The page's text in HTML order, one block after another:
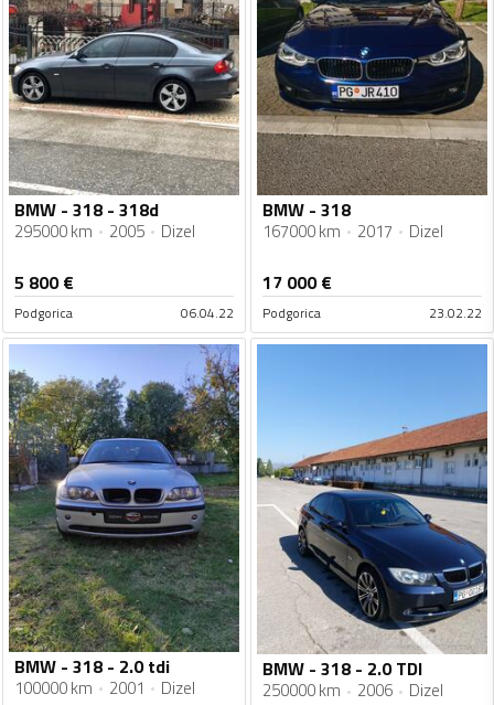
BMW - 318 - 318d
295000 km 2005 Dizel
5 800€
Podgorica 06.04.22
BMW - 318
167000 km 2017 Dizel
17 000€
Podgorica 23.02.22
BMW - 318 - 2.0 tdi
100000 km 2001 Dizel
BMW - 318 - 2.0 TDI
250000 km 2006 Dizel